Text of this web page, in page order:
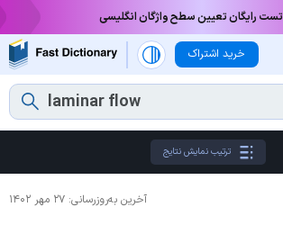
تست رایگان تعیین سطح واژگان انگلیسی
خرید اشتراک
ترتیب نمایش نتایج
آخرین به‌روزرسانی: ۲۷ مهر ۱۴۰۲